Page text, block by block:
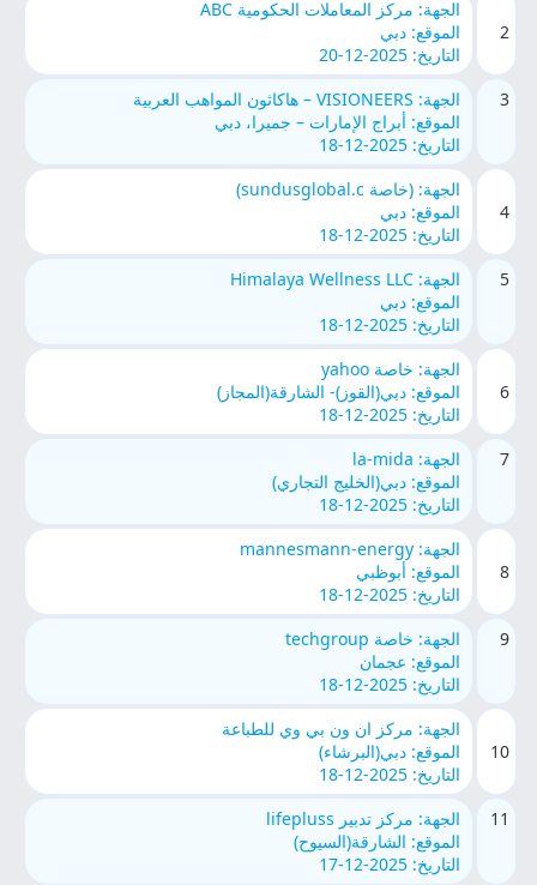
2
الجهة: مركز المعاملات الحكومية ABC
الموقع: دبي
التاريخ: 2025-12-20
3
الجهة: VISIONEERS – هاكاثون المواهب العربية
الموقع: أبراج الإمارات – جميرا، دبي
التاريخ: 2025-12-18
4
الجهة: (خاصة sundusglobal.c)
الموقع: دبي
التاريخ: 2025-12-18
5
الجهة: Himalaya Wellness LLC
الموقع: دبي
التاريخ: 2025-12-18
6
الجهة: خاصة yahoo
الموقع: دبي(القوز)- الشارقة(المجاز)
التاريخ: 2025-12-18
7
الجهة: la-mida
الموقع: دبي(الخليج التجاري)
التاريخ: 2025-12-18
8
الجهة: mannesmann-energy
الموقع: أبوظبي
التاريخ: 2025-12-18
9
الجهة: خاصة techgroup
الموقع: عجمان
التاريخ: 2025-12-18
10
الجهة: مركز ان ون بي وي للطباعة
الموقع: دبي(البرشاء)
التاريخ: 2025-12-18
11
الجهة: مركز تدبير lifepluss
الموقع: الشارقة(السيوح)
التاريخ: 2025-12-17